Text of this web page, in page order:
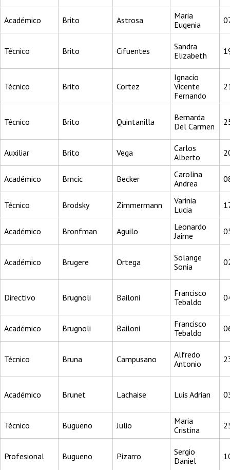
Académico Brito Astrosa
Maria
Eugenia
Técnico Brito Cifuentes
Sandra
Elizabeth
Técnico Brito Cortez
Ignacio
Vicente
Fernando
Técnico Brito Quintanilla
Bernarda
Del Carmen
Auxiliar Brito Vega
Carlos
Alberto
Académico Brncic Becker
Carolina
Andrea
Técnico Brodsky Zimmermann
Varinia
Lucia
Académico Bronfman Aguilo
Leonardo
Jaime
Académico Brugere Ortega
Solange
Sonia
Directivo Brugnoli Bailoni
Francisco
Tebaldo
Académico Brugnoli Bailoni
Francisco
Tebaldo
Técnico Bruna Campusano
Alfredo
Antonio
Académico Brunet Lachaise Luis Adrian
Técnico Bugueno Julio
Maria
Cristina
Profesional Bugueno Pizarro
Sergio
Daniel